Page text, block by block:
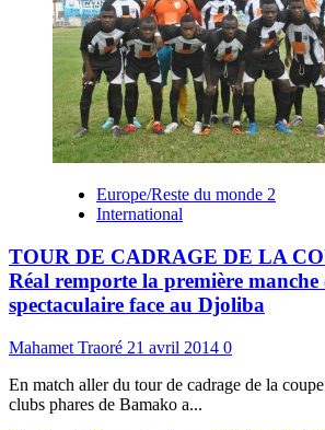
Europe/Reste du monde 2
International
TOUR DE CADRAGE DE LA
Réal remporte la première
spectaculaire face au Djoliba
Mahamet Traoré 21 avril 2014 0
En match aller du tour de cadrage de la
clubs phares de Bamako a...